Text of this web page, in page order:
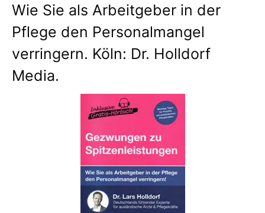
Wie Sie als Arbeitgeber in der
Pflege den Personalmangel
verringern. Köln: Dr. Holldorf
Media.